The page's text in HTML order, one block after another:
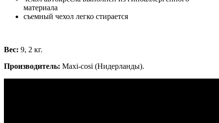
материала
съемный чехол легко стирается
Вес: 9, 2 кг.
Производитель: Maxi-cosi (Нидерланды).